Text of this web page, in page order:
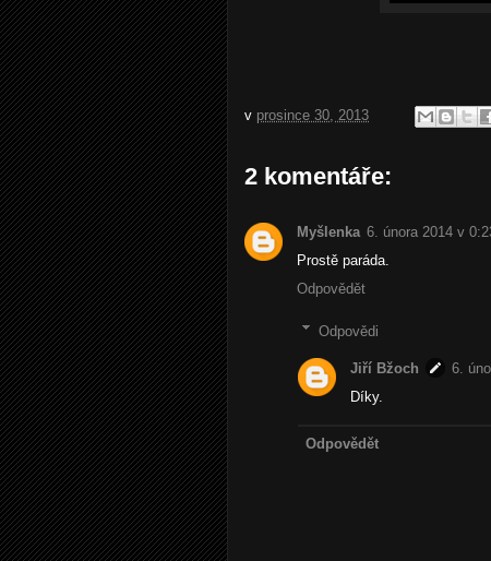
v prosince 30, 2013
2 komentáře:
Myšlenka 6. února 2014 v
Prostě paráda.
Odpovědět
Odpovědi
Jiří Bžoch
6.
Díky.
Odpovědět